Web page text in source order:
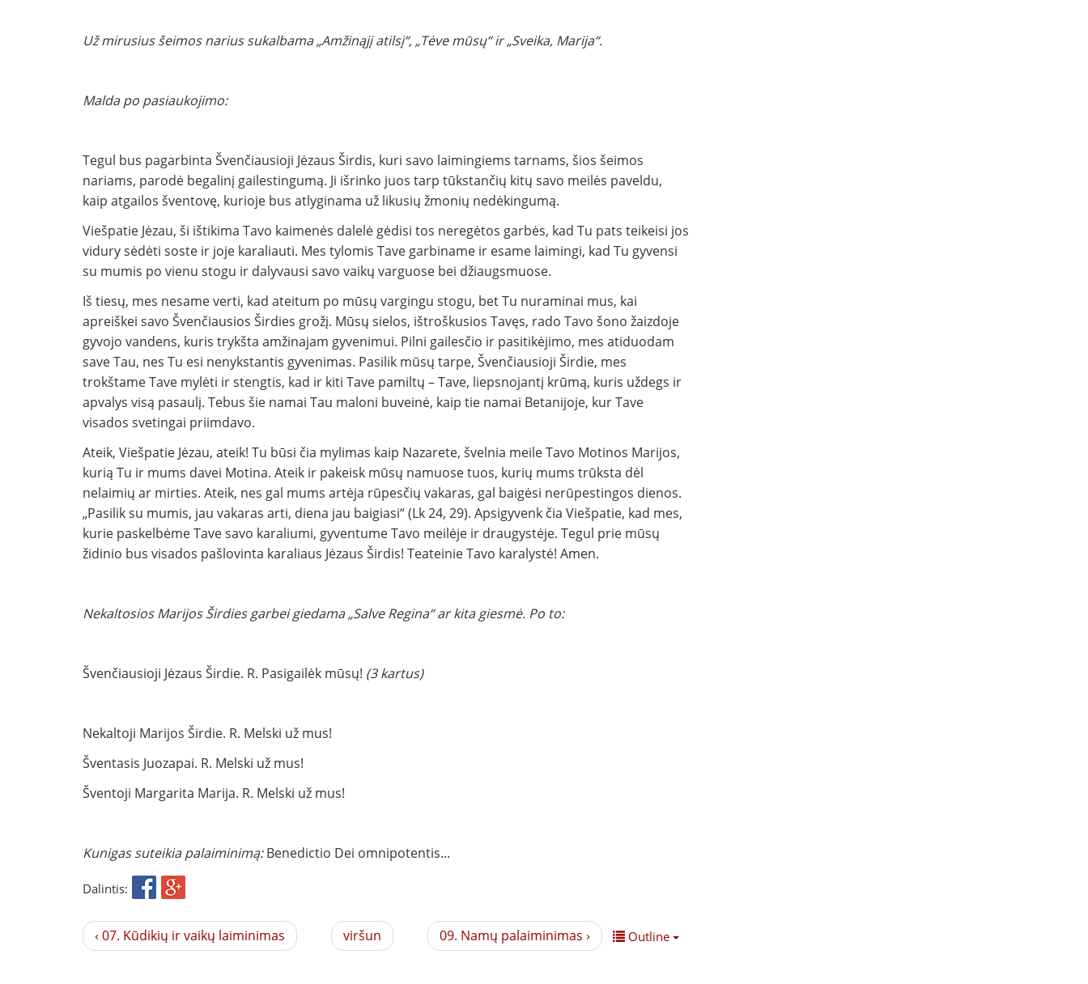
Už mirusius šeimos narius sukalbama „Amžinąjį atilsį“, „Tėve mūsų“ ir „Sveika, Marija“.
Malda po pasiaukojimo:
Tegul bus pagarbinta Švenčiausioji Jėzaus Širdis, kuri savo laimingiems tarnams, šios šeimos
nariams, parodė begalinį gailestingumą. Ji išrinko juos tarp tūkstančių kitų savo meilės paveldu,
kaip atgailos šventovę, kurioje bus atlyginama už likusių žmonių nedėkingumą.
Viešpatie Jėzau, ši ištikima Tavo kaimenės dalelė gėdisi tos neregėtos garbės, kad Tu pats teikeisi jos
vidury sėdėti soste ir joje karaliauti. Mes tylomis Tave garbiname ir esame laimingi, kad Tu gyvensi
su mumis po vienu stogu ir dalyvausi savo vaikų varguose bei džiaugsmuose.
Iš tiesų, mes nesame verti, kad ateitum po mūsų vargingu stogu, bet Tu nuraminai mus, kai
apreiškei savo Švenčiausios Širdies grožį. Mūsų sielos, ištroškusios Tavęs, rado Tavo šono žaizdoje
gyvojo vandens, kuris trykšta amžinajam gyvenimui. Pilni gailesčio ir pasitikėjimo, mes atiduodam
save Tau, nes Tu esi nenykstantis gyvenimas. Pasilik mūsų tarpe, Švenčiausioji Širdie, mes
trokštame Tave mylėti ir stengtis, kad ir kiti Tave pamiltų – Tave, liepsnojantį krūmą, kuris uždegs ir
apvalys visą pasaulį. Tebus šie namai Tau maloni buveinė, kaip tie namai Betanijoje, kur Tave
visados svetingai priimdavo.
Ateik, Viešpatie Jėzau, ateik! Tu būsi čia mylimas kaip Nazarete, švelnia meile Tavo Motinos Marijos,
kurią Tu ir mums davei Motina. Ateik ir pakeisk mūsų namuose tuos, kurių mums trūksta dėl
nelaimių ar mirties. Ateik, nes gal mums artėja rūpesčių vakaras, gal baigėsi nerūpestingos dienos.
„Pasilik su mumis, jau vakaras arti, diena jau baigiasi“ (Lk 24, 29). Apsigyvenk čia Viešpatie, kad mes,
kurie paskelbėme Tave savo karaliumi, gyventume Tavo meilėje ir draugystėje. Tegul prie mūsų
židinio bus visados pašlovinta karaliaus Jėzaus Širdis! Teateinie Tavo karalystė! Amen.
Nekaltosios Marijos Širdies garbei giedama „Salve Regina“ ar kita giesmė. Po to:
Švenčiausioji Jėzaus Širdie. R. Pasigailėk mūsų! (3 kartus)
Nekaltoji Marijos Širdie. R. Melski už mus!
Šventasis Juozapai. R. Melski už mus!
Šventoji Margarita Marija. R. Melski už mus!
Kunigas suteikia palaiminimą:Benedictio Dei omnipotentis...
Dalintis:
Outline
‹ 07. Kūdikių ir vaikų laiminimas viršun 09. Namų palaiminimas ›